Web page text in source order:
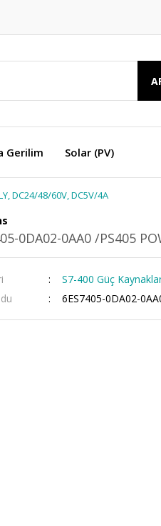
Gerilim Solar (PV)
DC24/48/60V, DC5V/4A
0DA02-0AA0 /PS405
S7-400 Güç
6ES7405-0DA02-